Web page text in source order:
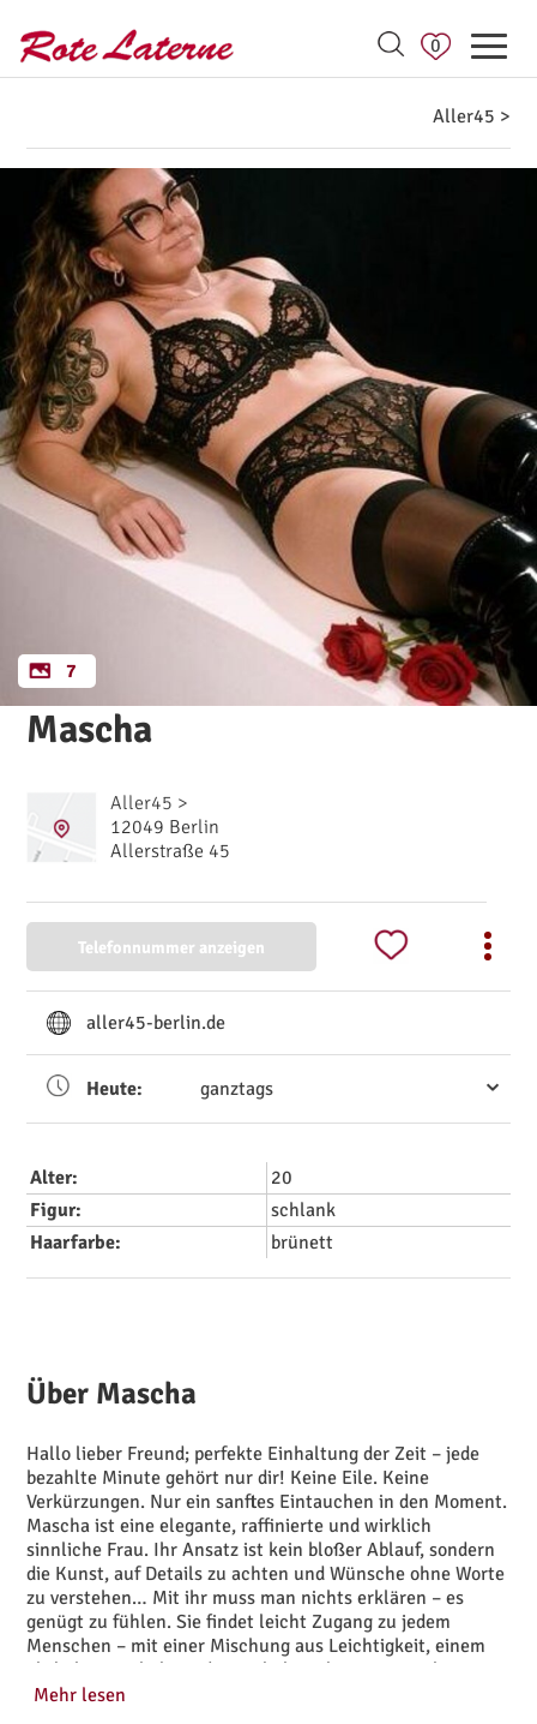
0
Aller45 >
7
Mascha
Aller45 >
12049 Berlin
Allerstraße 45
Telefonnummer anzeigen
aller45-berlin.de
Heute: ganztags
Alter:
20
Figur:
schlank
Haarfarbe:
brünett
Über Mascha
Hallo lieber Freund; perfekte Einhaltung der Zeit – jede
bezahlte Minute gehört nur dir! Keine Eile. Keine
Verkürzungen. Nur ein sanftes Eintauchen in den Moment.
Mascha ist eine elegante, raffinierte und wirklich
sinnliche Frau. Ihr Ansatz ist kein bloßer Ablauf, sondern
die Kunst, auf Details zu achten und Wünsche ohne Worte
zu verstehen… Mit ihr muss man nichts erklären – es
genügt zu fühlen. Sie findet leicht Zugang zu jedem
Menschen – mit einer Mischung aus Leichtigkeit, einem
ehrlichen Lächeln und natürlicher Eleganz. Mascha
schafft eine entspannte und angenehme Atmosphäre, in
Mehr lesen